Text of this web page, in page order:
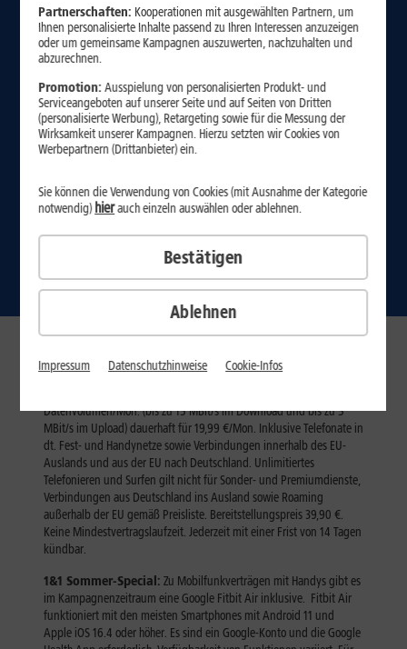
Engagement
Jobs
Partnerprogramme
Hilfe-Center
Entsorgung
Datenschutz
Vertrag kündigen
Vertrag widerrufen
Partnerschaften: Kooperationen mit ausgewählten Partnern, um
Ihnen personalisierte Inhalte passend zu Ihren Interessen anzuzeigen
oder um gemeinsame Kampagnen auszuwerten, nachzuhalten und
abzurechnen.
Promotion:Ausspielung von personalisierten Produkt- und
Serviceangeboten auf unserer Seite und auf Seiten von Dritten
(personalisierte Werbung), Retargeting sowie für die Messung der
Wirksamkeit unserer Kampagnen. Hierzu setzten wir Cookies von
Werbepartnern (Drittanbieter) ein.
Ablehnen
Sie können die Verwendung von Cookies (mit Ausnahme der Kategorie
notwendig)hierauch einzeln auswählen oder ablehnen.
Bestätigen
Impressum Datenschutzhinweise Cookie-Infos